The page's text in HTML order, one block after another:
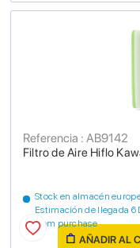
Filtro de Aire Hiflo
Referencia : AB9142
Stock en almacén
Estimación de llegada 6
from purchase
AÑADIR AL